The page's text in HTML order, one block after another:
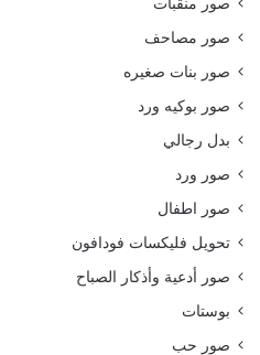
صور منقبات
صور مصاحف
صور بنات صغيره
صور بوكيه ورد
بدل رجالي
صور ورد
صور اطفال
تحويل فليكسات فودافون
صور أدعية وأذكار الصباح
بوستات
صور حب